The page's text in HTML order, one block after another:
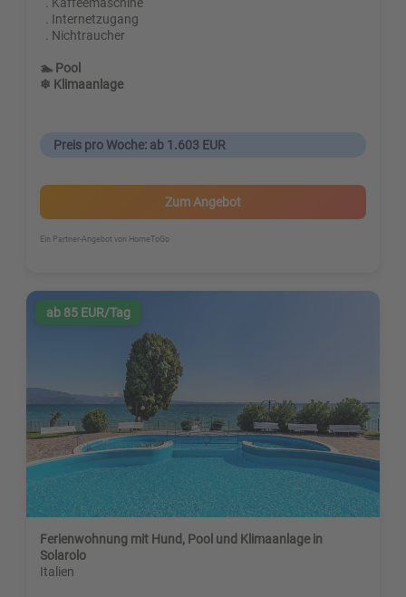
. Internetzugang
. Nichtraucher
🏊 Pool
❄ Klimaanlage
Preis pro Woche: ab 1.603 EUR
Zum Angebot
Ein Partner-Angebot von HomeToGo
ab 85 EUR/Tag
Ferienwohnung mit Hund, Pool und Klimaanlage in
Solarolo
Italien